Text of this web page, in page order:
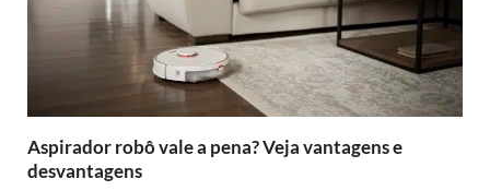
Aspirador robô vale a pena? Veja vantagens e
desvantagens